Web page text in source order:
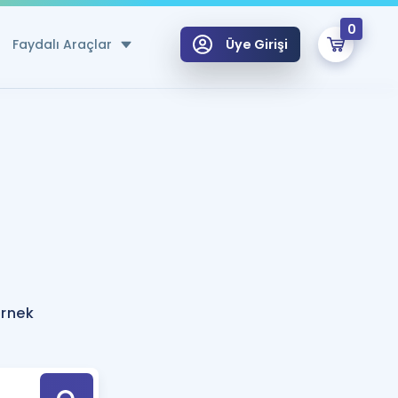
Faydalı Araçlar
Hesaplama Aracı
için Öneriler
Tek Takvimde
Üye Girişi
0